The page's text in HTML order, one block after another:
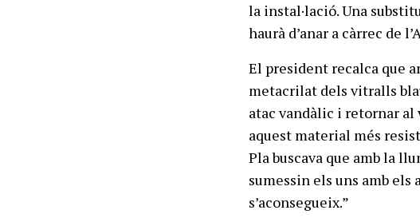
la instal·lació. Una
haurà d’anar a càrrec de
El president recalca que
metacrilat dels vitralls
atac vandàlic i retornar al
aquest material més
Pla buscava que amb la
sumessin els uns amb
s’aconsegueix.”